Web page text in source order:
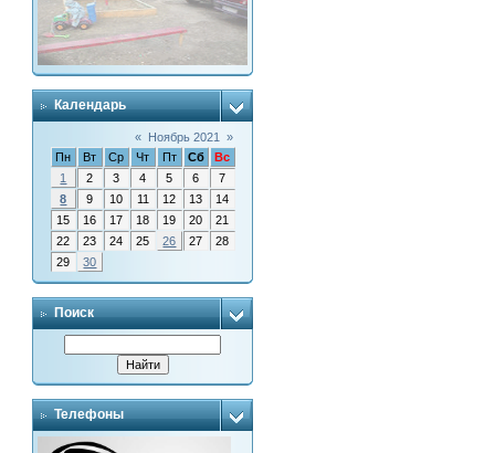
Календарь
« Ноябрь 2021
»
Пн
Вт Ср Чт Пт Сб
Вс
1
2 3 4 5 6
7
8
9 10 11 12 13
14
15
16 17 18 19 20
21
22
23 24 25 26 27
28
29
30
Поиск
Телефоны